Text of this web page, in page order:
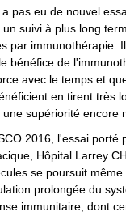
a pas eu de nouvel
un suivi à plus long
par immunothérapie.
bénéfice de
avec le temps et
en tirent très
une supériorité encore
2016, l'essai porté
Hôpital Larrey
se poursuit
prolongée du
immunitaire, dont